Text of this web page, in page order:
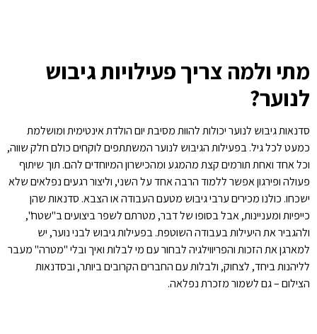
מתי ולמה צריך פעילויות גיבוש
לנוער?
סדנאות גיבוש לנוער יכולות להוות מסיבת יום הולדת אינטימית ומושלמת
כמעט לכל גיל. בפעילות הגיבוש לנוער המשתתפים לוקחים כולם חלק שווה,
וכל אחד ואחת תורמים קצת מהמגע ומהכישרון המיוחדים להם. תוך שיתוף
פעולה ופירגון אפשר ללמוד הרבה אחד על השני, וליצור רגעים נפלאים שלא
ישכחו. כולנו מכירים ערבי גיבוש מטעם העבודה או הצבא. סדנאות שהן
כייפיות ומעניינות, אבל בסופו של דבר, מטרתם לשפר ביצועים ב"שטח",
ולהגביר את היעילות בעבודה השוטפת. בפעילות גיבוש לבני נוער, יש
למארגן את הזכות והפריווילגיה לבחור עם מי לבלות ואיך ובלי "מטרה" מעבר
לליהנות ביחד, לצחוק, ולבלות עם החברים הקרובים ביותר, ובסדנאות
הצילום – גם לשמור מזכרת נפלאה.